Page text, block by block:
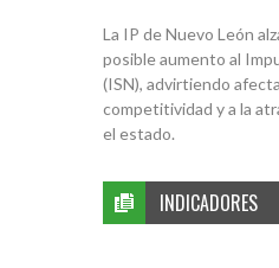
La IP de Nuevo León
posible aumento al
(ISN), advirtiendo
competitividad y a la
el estado.
INDICADORES